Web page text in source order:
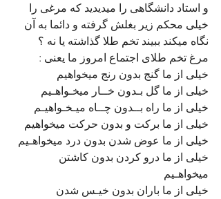
و استاد دانشگاهی را میدیدید که مرغی را
خیلی محکم زیر بغلش گرفته و دائما به آن
نگاه میکند ببیند تخم طلا گذاشته یا نه ؟
مرغ تخم طلای اجتماع امروز ما یعنی :
خیلی از ما گنج بدون رنج میخواهیم
خیلی از ما گل بـدون خــار میخـواهـیم
خیلی از ما راه بــدون چــاه میـخـواهیـم
خیلی از ما برکت و بدون حرکت میخواهیم
خیلی از ما عوض شدن بدون درد میخواهـیم
خیلی از ما درو کردن بدون کاشتن
میخواهـیم
خیلی از ما باران بدون خیـس شدن